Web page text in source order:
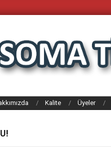
Kalite Üyeler